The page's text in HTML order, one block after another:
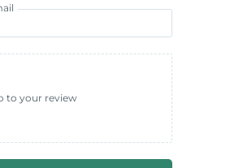
to your review